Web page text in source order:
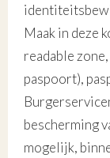
Maak in deze
readable
paspoort),
bescherming
mogelijk,